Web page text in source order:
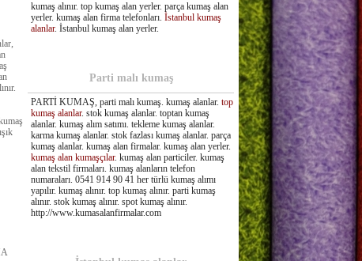
kumaş alınır. top kumaş alan yerler. parça kumaş alan
yerler. kumaş alan firma telefonları. İstanbul kumaş
alanlar. İstanbul kumaş alan yerler.
Parti malı kumaş
PARTİ KUMAŞ, parti malı kumaş. kumaş alanlar. top
kumaş alanlar. stok kumaş alanlar. toptan kumaş
alanlar. kumaş alım satımı. tekleme kumaş alanlar.
karma kumaş alanlar. stok fazlası kumaş alanlar. parça
kumaş alanlar. kumaş alan firmalar. kumaş alan yerler.
kumaş alan kumaşçılar. kumaş alan particiler. kumaş
alan tekstil firmaları. kumaş alanların telefon
numaraları. 0541 914 90 41 her türlü kumaş alımı
yapılır. kumaş alınır. top kumaş alınır. parti kumaş
alınır. stok kumaş alınır. spot kumaş alınır.
http://www.kumasalanfirmalar.com